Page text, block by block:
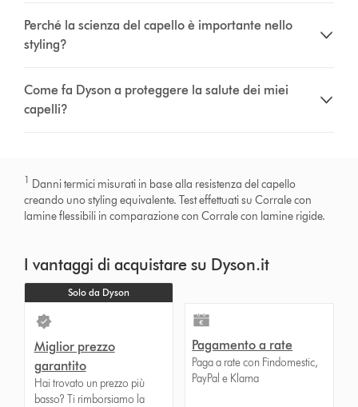
Perché la scienza del capello è importante nello
styling?
Come fa Dyson a proteggere la salute dei miei
capelli?
1 Danni termici misurati in base alla resistenza del capello
creando uno styling equivalente. Test effettuati su Corrale con
lamine flessibili in comparazione con Corrale con lamine rigide.
I vantaggi di acquistare su Dyson.it
Solo da Dyson
Miglior prezzo
garantito
Hai trovato un prezzo più
basso? Ti rimborsiamo la
Pagamento a rate
Paga a rate con Findomestic,
PayPal e Klarna